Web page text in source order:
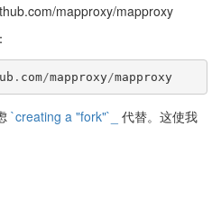
mapproxy/mapproxy
. com/mapproxy/mapproxy
`creating a "fork"`_
代替。这使我